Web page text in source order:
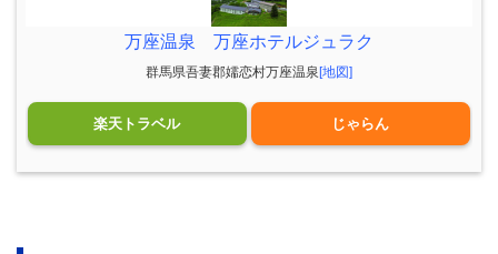
万座温泉 万座ホテルジュラク
群馬県吾妻郡嬬恋村万座温泉[地図]
楽天トラベル じゃらん